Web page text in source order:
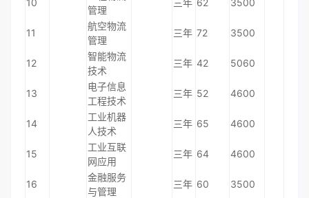
10
管理
三年 62 3500
11
航空物流
管理
三年 72 3500
12
智能物流
技术
三年 42 5060
13
电子信息
工程技术
三年 52 4600
14
工业机器
人技术
三年 65 4600
15
工业互联
网应用
三年 64 4600
16
金融服务
与管理
三年 60 3500